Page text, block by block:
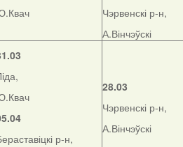
Чэрвенскі р-н,
А.Вінчэўскі
р-н,
28.03
Чэрвенскі р-н,
А.Вінчэўскі